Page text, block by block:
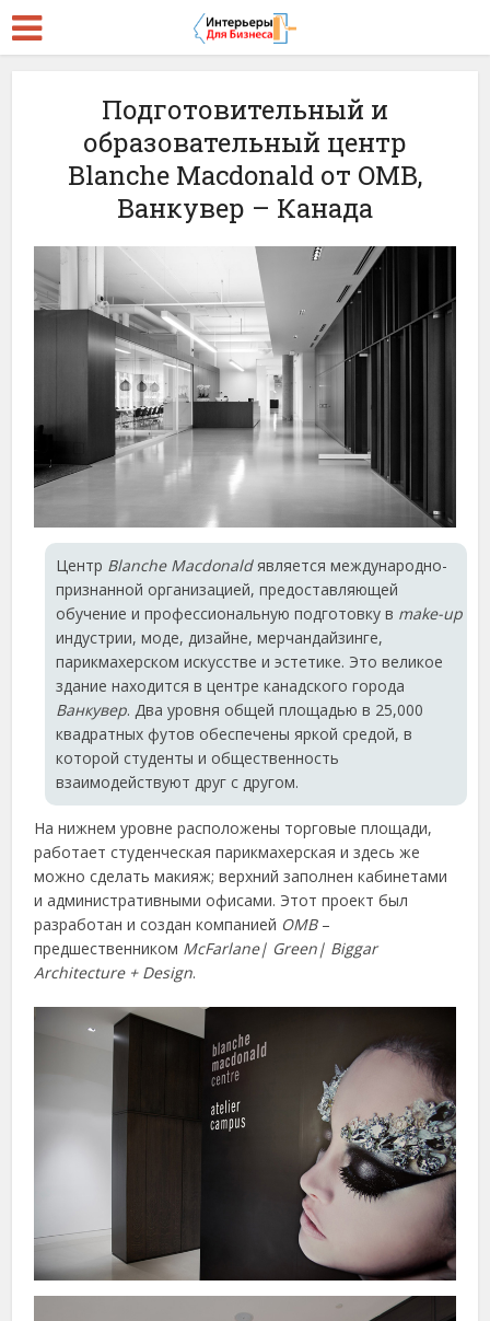
Подготовительный и
образовательный центр
Blanche Macdonald от OMB,
Ванкувер – Канада
Центр Blanche Macdonaldявляется международно-
признанной организацией, предоставляющей
обучение и профессиональную подготовку в make-up
индустрии, моде, дизайне, мерчандайзинге,
парикмахерском искусстве и эстетике. Это великое
здание находится в центре канадского города
Ванкувер. Два уровня общей площадью в 25,000
квадратных футов обеспечены яркой средой, в
которой студенты и общественность
взаимодействуют друг с другом.
На нижнем уровне расположены торговые площади,
работает студенческая парикмахерская и здесь же
можно сделать макияж; верхний заполнен кабинетами
и административными офисами. Этот проект был
разработан и создан компанией OMB–
предшественником McFarlane| Green| Biggar
Architecture + Design.